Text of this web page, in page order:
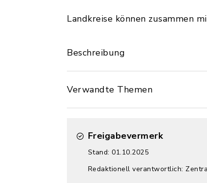
Landkreise können zusammen
Beschreibung
Verwandte Themen
Freigabevermerk
Stand: 01.10.2025
Redaktionell verantwortlich: